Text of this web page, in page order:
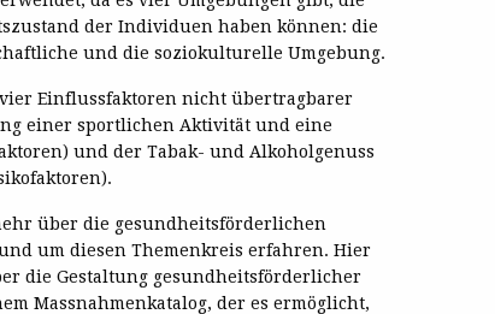
der Individuen haben können: die
und die soziokulturelle Umgebung.
Einflussfaktoren nicht übertragbarer
einer sportlichen Aktivität und eine
und der Tabak- und Alkoholgenuss
über die gesundheitsförderlichen
um diesen Themenkreis erfahren. Hier
die Gestaltung gesundheitsförderlicher
Massnahmenkatalog, der es ermöglicht,